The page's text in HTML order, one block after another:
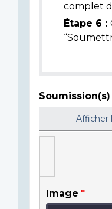
complet
Étape 6 :
Afficher
Image